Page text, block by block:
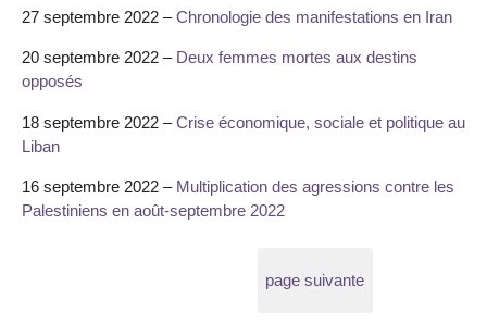
27 septembre 2022 –Chronologie des manifestations en Iran
20 septembre 2022 – Deux femmes mortes aux destins
opposés
18 septembre 2022 –Crise économique, sociale et politique au
Liban
16 septembre 2022 – Multiplication des agressions contre les
Palestiniens en août-septembre 2022
page suivante